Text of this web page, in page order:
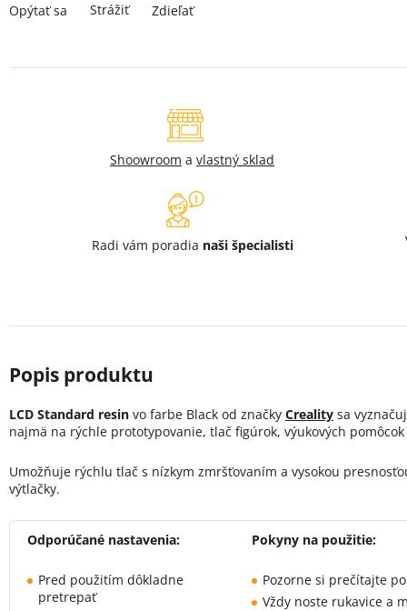
Opýtať sa Strážiť Zdieľať
Shoowroom a vlastný sklad
Radi vám poradia naši špecialisti
LCD Standard resin vo farbe Black od značky Creality sa
najmä na rýchle prototypovanie, tlač figúrok, výukových
Umožňuje rýchlu tlač s nízkym zmršťovaním a vysokou
výtlačky.
Odporúčané nastavenia:
Pred použitím dôkladne
pretrepať
Pokyny na použitie:
Pozorne si prečítajte
Vždy noste rukavice a